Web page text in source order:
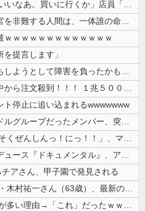
【画像】 ワイ「アルファードいいなあ。買いに行くか」店員「ほいっ見積も...
【物議】倉田真由美さん「警官を非難する人間は、一体誰の命を守りたいのか...
ｗｗｗｗｗｗｗｗｗｗｗｗｗ
提言します」
【動画】仲間に花火を水平撃ちしようとして障害を負ったかもしれない事故。
【速報】日本製メモリに世界中から注文殺到！！！ １兆５０００億円で工場...
ト停止に追い込まれるwwwwwww
【悲報】橋本環奈と同じアイドルグループだったメンバー、突然暴露をしだす...
【画像】「アズールレーン びそくぜんしんっ！にっ！！」、マジのガチでシ...
【朗報】松本人志企画・プロデュース『ドキュメンタル』、アメリカで初の制...
アさん、甲子園で発見される
【画像】 「キム兄」こと芸人・木村祐一さん（63歳）、最新の松本人志さ...
【凄すぎる】 力士の嫁に美人が多い理由→「これ」だったｗｗｗｗｗｗｗ